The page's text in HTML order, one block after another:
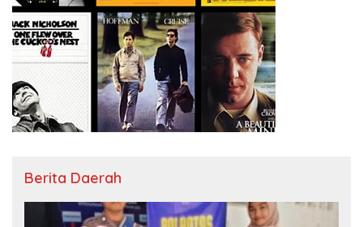
Berita Daerah